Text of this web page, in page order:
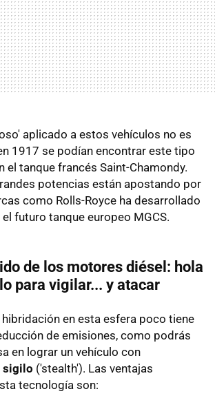
aplicado a estos vehículos no es
1917 se podían encontrar este tipo
el tanque francés Saint-Chamondy.
potencias están apostando por
como Rolls-Royce ha desarrollado
futuro tanque europeo MGCS.
de los motores diésel: hola
para vigilar... y atacar
en esta esfera poco tiene
de emisiones, como podrás
en lograr un vehículo con
sigilo ('stealth'). Las ventajas
tecnología son: